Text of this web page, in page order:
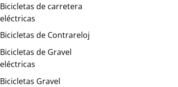
Bicicletas de carretera
eléctricas
Bicicletas de Contrareloj
Bicicletas de Gravel
eléctricas
Bicicletas Gravel